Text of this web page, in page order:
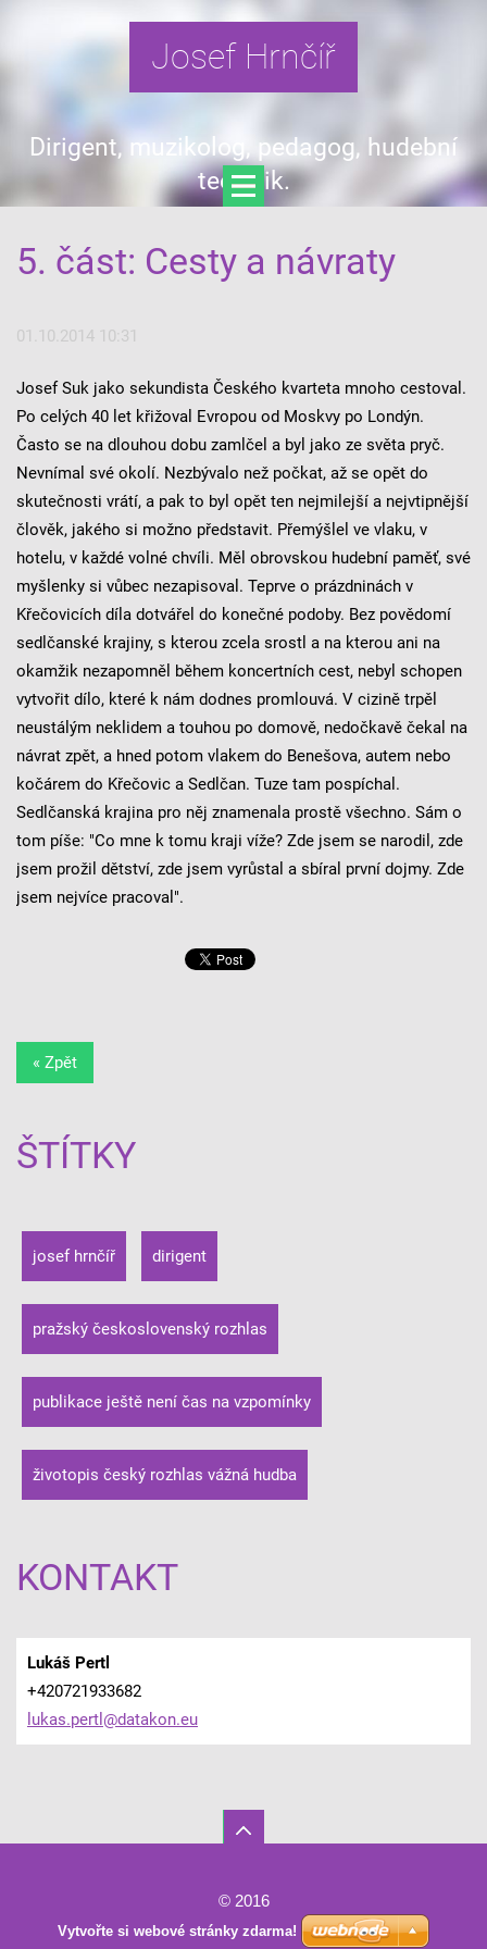
Josef Hrnčíř
Dirigent, muzikolog, pedagog, hudební
teoretik.
5. část: Cesty a návraty
01.10.2014 10:31
Josef Suk jako sekundista Českého kvarteta mnoho cestoval.
Po celých 40 let křižoval Evropou od Moskvy po Londýn.
Často se na dlouhou dobu zamlčel a byl jako ze světa pryč.
Nevnímal své okolí. Nezbývalo než počkat, až se opět do
skutečnosti vrátí, a pak to byl opět ten nejmilejší a nejvtipnější
člověk, jakého si možno představit. Přemýšlel ve vlaku, v
hotelu, v každé volné chvíli. Měl obrovskou hudební paměť, své
myšlenky si vůbec nezapisoval. Teprve o prázdninách v
Křečovicích díla dotvářel do konečné podoby. Bez povědomí
sedlčanské krajiny, s kterou zcela srostl a na kterou ani na
okamžik nezapomněl během koncertních cest, nebyl schopen
vytvořit dílo, které k nám dodnes promlouvá. V cizině trpěl
neustálým neklidem a touhou po domově, nedočkavě čekal na
návrat zpět, a hned potom vlakem do Benešova, autem nebo
kočárem do Křečovic a Sedlčan. Tuze tam pospíchal.
Sedlčanská krajina pro něj znamenala prostě všechno. Sám o
tom píše: "Co mne k tomu kraji víže? Zde jsem se narodil, zde
jsem prožil dětství, zde jsem vyrůstal a sbíral první dojmy. Zde
jsem nejvíce pracoval".
« Zpět
ŠTÍTKY
josef hrnčíř dirigent
pražský československý rozhlas
publikace ještě není čas na vzpomínky
životopis český rozhlas vážná hudba
KONTAKT
Lukáš Pertl
+420721933682
lukas.pertl@datakon.eu
© 2016
Vytvořte si webové stránky zdarma!